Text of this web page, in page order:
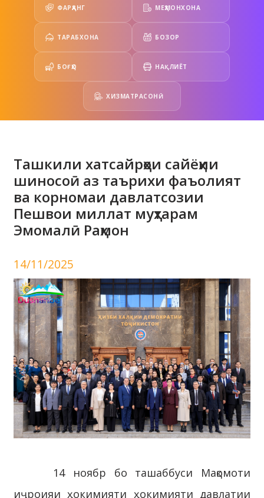
ФАРҲАНГ МЕҲМОНХОНА
ТАРАБХОНА БОЗОР
БОҒҲО НАҚЛИЁТ
ХИЗМАТРАСОНӢ
Ташкили хатсайрҳои сайёҳии
шиносоӣ аз таърихи фаъолият
ва корномаи давлатсозии
Пешвои миллат муҳтарам
Эмомалӣ Раҳмон
14/11/2025
14 ноябр бо ташаббуси Мақомоти
иҷроияи ҳокимияти ҳокимияти давлатии